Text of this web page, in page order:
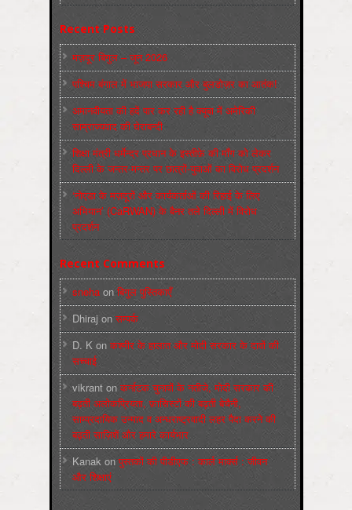
Recent Posts
मज़दूर बिगुल – जून 2026
पश्चिम बंगाल में भाजपा सरकार और बुलडोज़र का आतंक!
अमानवीयता की हदें पार कर रही है क्यूबा में अमेरिकी
साम्राज्यवाद की घेराबन्दी
शिक्षा मंत्री धर्मेन्द्र प्रधान के इस्तीफ़े की माँग को लेकर
दिल्ली के जन्तर-मन्तर पर छात्रों-युवाओं का विरोध प्रदर्शन
‘नोएडा के मज़दूरों और कार्यकर्ताओं की रिहाई के लिए
अभियान’ (CaRWAN) के बैनर तले दिल्ली में विरोध
प्रदर्शन
Recent Comments
sneha on बिगुल पुस्तिकाएँ
Dhiraj on सम्पर्क
D. K on कश्मीर के हालात और मोदी सरकार के दावों की
सच्चाई
vikrant onकर्नाटक चुनावों के नतीजे, मोदी सरकार की
बढ़ती अलोकप्रियता, फ़ासिस्टों की बढ़ती बेचैनी,
साम्प्रदायिक उन्माद व अन्धराष्ट्रवादी लहर पैदा करने की
बढ़ती साज़िशें और हमारे कार्यभार
Kanak onपुस्‍तकों की पीडीएफ : कार्ल मार्क्‍स : जीवन
और शिक्षाएं